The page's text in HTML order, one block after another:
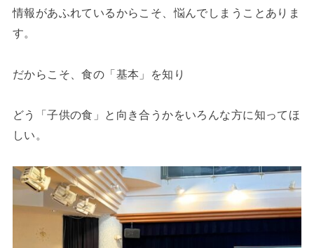
情報があふれているからこそ、悩んでしまうことありま
す。
だからこそ、食の「基本」を知り
どう「子供の食」と向き合うかをいろんな方に知ってほ
しい。